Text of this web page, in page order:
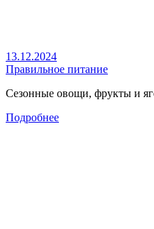
13.12.2024
Правильное питание
Сезонные овощи, фрукты и
Подробнее